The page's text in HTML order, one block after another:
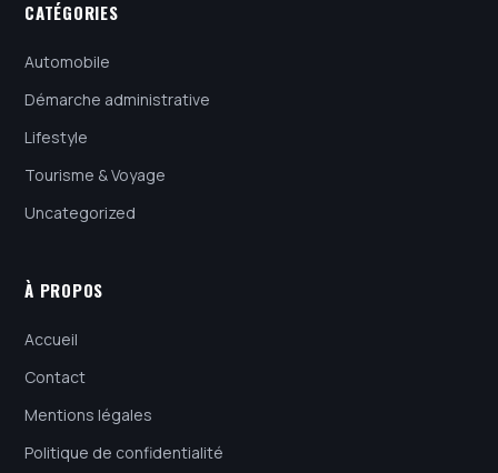
CATÉGORIES
Automobile
Démarche administrative
Lifestyle
Tourisme & Voyage
Uncategorized
À PROPOS
Accueil
Contact
Mentions légales
Politique de confidentialité